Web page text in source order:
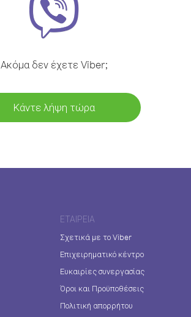
Ακόμα δεν έχετε Viber;
Κάντε λήψη τώρα
ΕΤΑΙΡΕΊΑ
Σχετικά με το Viber
Επιχειρηματικό κέντρο
Ευκαιρίες συνεργασίας
Όροι και Προϋποθέσεις
Πολιτική απορρήτου